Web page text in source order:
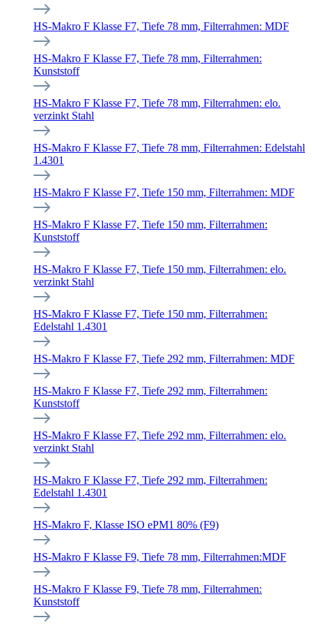
HS-Makro F Klasse F7, Tiefe 78 mm, Filterrahmen: MDF
HS-Makro F Klasse F7, Tiefe 78 mm, Filterrahmen:
Kunststoff
HS-Makro F Klasse F7, Tiefe 78 mm, Filterrahmen: elo.
verzinkt Stahl
HS-Makro F Klasse F7, Tiefe 78 mm, Filterrahmen: Edelstahl
1.4301
HS-Makro F Klasse F7, Tiefe 150 mm, Filterrahmen: MDF
HS-Makro F Klasse F7, Tiefe 150 mm, Filterrahmen:
Kunststoff
HS-Makro F Klasse F7, Tiefe 150 mm, Filterrahmen: elo.
verzinkt Stahl
HS-Makro F Klasse F7, Tiefe 150 mm, Filterrahmen:
Edelstahl 1.4301
HS-Makro F Klasse F7, Tiefe 292 mm, Filterrahmen: MDF
HS-Makro F Klasse F7, Tiefe 292 mm, Filterrahmen:
Kunststoff
HS-Makro F Klasse F7, Tiefe 292 mm, Filterrahmen: elo.
verzinkt Stahl
HS-Makro F Klasse F7, Tiefe 292 mm, Filterrahmen:
Edelstahl 1.4301
HS-Makro F, Klasse ISO ePM1 80% (F9)
HS-Makro F Klasse F9, Tiefe 78 mm, Filterrahmen:MDF
HS-Makro F Klasse F9, Tiefe 78 mm, Filterrahmen:
Kunststoff